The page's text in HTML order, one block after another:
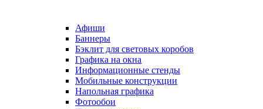
Афиши
Баннеры
Бэклит для световых коробов
Графика на окна
Информационные стенды
Мобильные конструкции
Напольная графика
Фотообои